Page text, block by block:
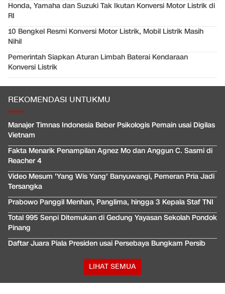
Honda, Yamaha dan Suzuki Tak Ikutan Konversi Motor Listrik di
RI
10 Bengkel Resmi Konversi Motor Listrik, Mobil Listrik Masih
Nihil
Pemerintah Siapkan Aturan Limbah Baterai Kendaraan
Konversi Listrik
REKOMENDASI UNTUKMU
Manajer Timnas Indonesia Beber Psikologis Pemain usai Digilas
Vietnam
Fakta Menarik Penampilan Agnez Mo dan Anggun C. Sasmi di
Reacher 4
Video Mesum 'Yang Wis Yang' Banyuwangi, Pemeran Pria Jadi
Tersangka
Prabowo Panggil Menhan, Panglima, hingga 3 Kepala Staf TNI
Total 995 Senpi Ditemukan di Gedung Yayasan Sekolah Pondok
Pinang
Daftar Juara Piala Presiden usai Persebaya Bungkam Persib
LIHAT SEMUA